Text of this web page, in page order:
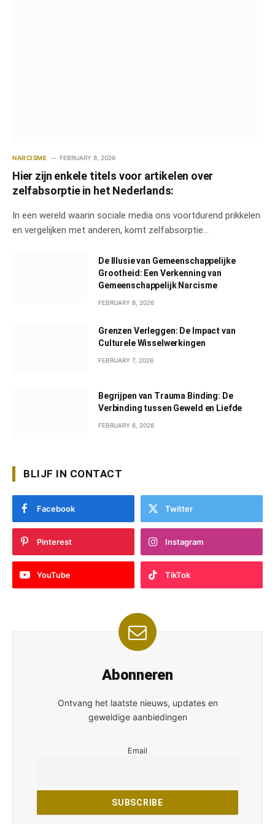
NARCISME FEBRUARY 8, 2026
Hier zijn enkele titels voor artikelen over
zelfabsorptie in het Nederlands:
In een wereld waarin sociale media ons voortdurend prikkelen
en vergelijken met anderen, komt zelfabsorptie…
De Illusie van Gemeenschappelijke
Grootheid: Een Verkenning van
Gemeenschappelijk Narcisme
FEBRUARY 8, 2026
Grenzen Verleggen: De Impact van
Culturele Wisselwerkingen
FEBRUARY 7, 2026
Begrijpen van Trauma Binding: De
Verbinding tussen Geweld en Liefde
FEBRUARY 6, 2026
BLIJF IN CONTACT
Facebook Twitter
Pinterest Instagram
YouTube TikTok
Abonneren
Ontvang het laatste nieuws, updates en
geweldige aanbiedingen
Email